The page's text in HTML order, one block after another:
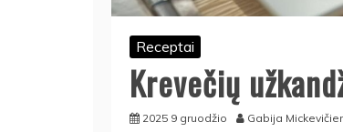
Receptai
Krevečių
2025 9 gruodžio Gabija